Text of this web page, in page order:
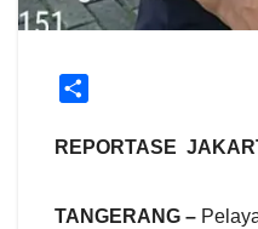
a
e
REPORTASE
TANGERANG –